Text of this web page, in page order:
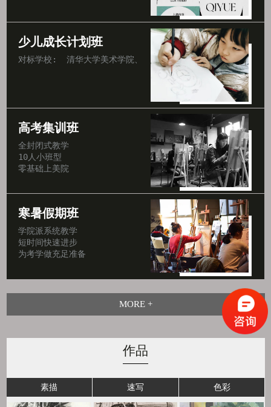
少儿成长计划班
对标学校:  清华大学美术学院、中央美术学院、北京电影学院、
高考集训班
全封闭式教学
10人小班型
零基础上美院
寒暑假期班
学院派系统教学
短时间快速进步
为考学做充足准备
MORE +
作品
素描 速写 色彩